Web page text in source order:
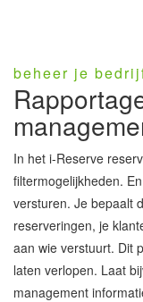
beheer je
In het i-Reserve
filtermogelijkheden.
versturen. Je bepaalt
reserveringen, je
aan wie verstuurt. Dit
laten verlopen. Laat
management